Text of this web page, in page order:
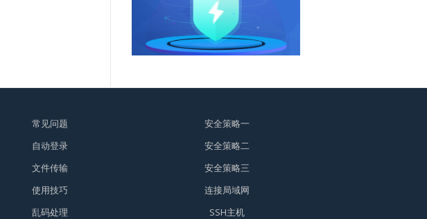
常见问题
自动登录
文件传输
使用技巧
乱码处理
安全策略一
安全策略二
安全策略三
连接局域网
SSH主机